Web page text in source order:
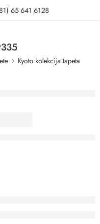
65 641 6128
Kyoto kolekcija tapeta